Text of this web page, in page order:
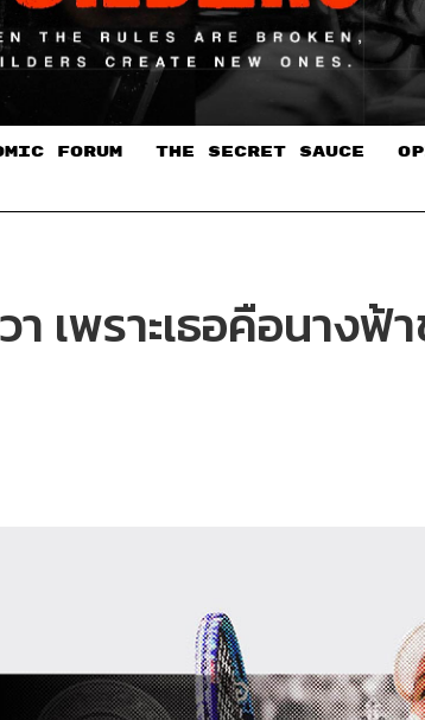
FORUM THE SECRET SAUCE​
า เพราะเธอคือนาง